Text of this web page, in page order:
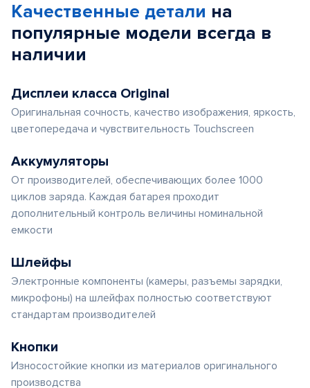
Качественные детали на
популярные модели всегда в
наличии
Дисплеи класса Original
Оригинальная сочность, качество изображения, яркость,
цветопередача и чувствительность Touchscreen
Аккумуляторы
От производителей, обеспечивающих более 1000
циклов заряда. Каждая батарея проходит
дополнительный контроль величины номинальной
емкости
Шлейфы
Электронные компоненты (камеры, разъемы зарядки,
микрофоны) на шлейфах полностью соответствуют
стандартам производителей
Кнопки
Износостойкие кнопки из материалов оригинального
производства